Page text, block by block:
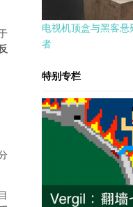
电视机顶盒与黑客悬
者
特别专栏